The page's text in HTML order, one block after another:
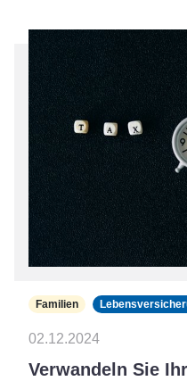
Familien
02.12.2024
Verwandeln Sie